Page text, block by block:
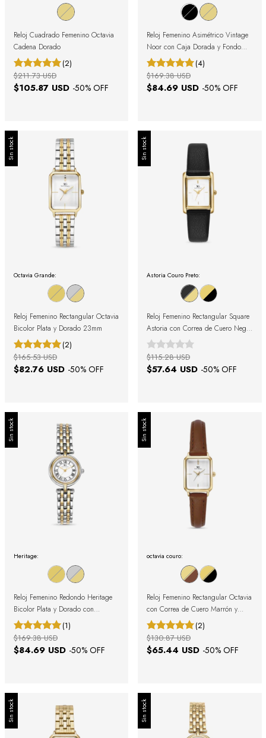
Reloj Cuadrado Femenino Octavia
Cadena Dorado
(2)
$105.87 USD -50% OFF
$211.73 USD
Reloj Femenino Asimétrico Vintage
Noor con Caja Dorada y Fondo
Dorado
(4)
$84.69 USD -50% OFF
$169.38 USD
Sin stock
Octavia Grande:
Reloj Femenino Rectangular Octavia
Bicolor Plata y Dorado 23mm
(2)
$82.76 USD -50% OFF
$165.53 USD
Sin stock
Astoria Couro Preto:
Reloj Femenino Rectangular Square
Astoria con Correa de Cuero Negra
y Caja Dorada
$57.64 USD -50% OFF
$115.28 USD
Sin stock
Heritage:
Reloj Femenino Redondo Heritage
Bicolor Plata y Dorado con
Números Romanos(1)
$84.69 USD -50% OFF
$169.38 USD
Sin stock
octavia couro:
Reloj Femenino Rectangular Octavia
con Correa de Cuero Marrón y
Caja Dorada 19mm
(2)
$65.44 USD -50% OFF
$130.87 USD
Sin stock Sin stock